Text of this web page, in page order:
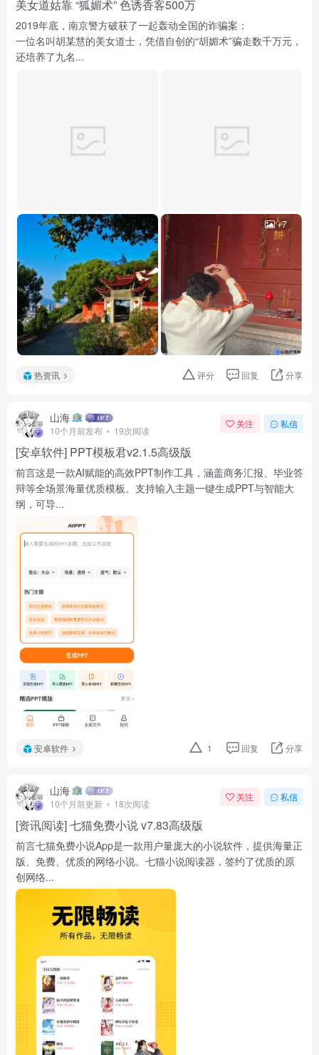
美女道姑靠 “狐媚术” 色诱香客500万
2019年底，南京警方破获了一起轰动全国的诈骗案：
一位名叫胡某慧的美女道士，凭借自创的“胡媚术”骗走数千万元，
还培养了九名...
+7
热资讯 评分 回复 分享
山海
10个月前发布 19次阅读
关注 私信
[安卓软件] PPT模板君v2.1.5高级版
前言这是一款AI赋能的高效PPT制作工具，涵盖商务汇报、毕业答
辩等全场景海量优质模板。支持输入主题一键生成PPT与智能大
纲，可导...
安卓软件 1 回复 分享
山海
10个月前更新 18次阅读
关注 私信
[资讯阅读] 七猫免费小说 v7.83高级版
前言七猫免费小说App是一款用户量庞大的小说软件，提供海量正
版、免费、优质的网络小说。七猫小说阅读器，签约了优质的原
创网络...